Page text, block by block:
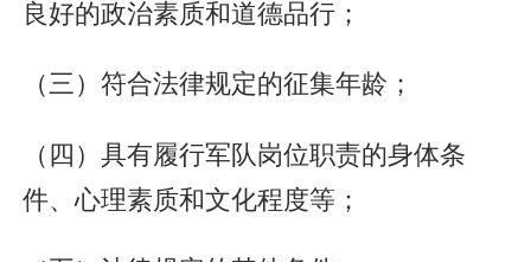
良好的政治素质和道德品行；
（三）符合法律规定的征集年龄；
（四）具有履行军队岗位职责的身体条
件、心理素质和文化程度等；